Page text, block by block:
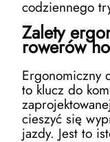
codziennego
Zalety
rowerów
Ergonomiczny
to klucz do
cieszyć się
jazdy. Jest to